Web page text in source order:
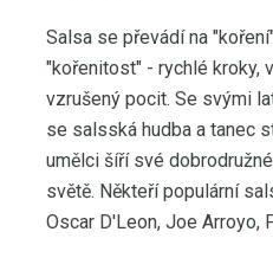
Salsa se převádí na
"kořenitost" - rychlé kroky,
vzrušený pocit. Se svými
se salsská hudba a tanec
umělci šíří své
světě. Někteří populární
Oscar D'Leon, Joe Arroyo,